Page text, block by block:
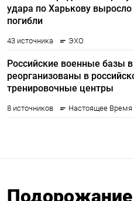
Подорожание